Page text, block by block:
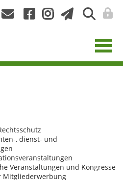
, dienst- und
Veranstaltungen und Kongresse
Mitgliederwerbung